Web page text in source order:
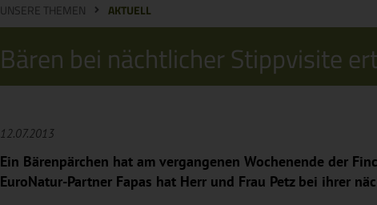
UNSERE THEMEN AKTUELL
Bären bei nächtlicher Stippvisite
12.07.2013
Ein Bärenpärchen hat am vergangenen Wochenende der
EuroNatur-Partner Fapas hat Herr und Frau Petz bei ihrer